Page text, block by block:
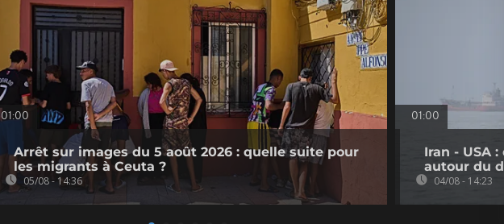
01:00
Arrêt sur images du 5 août 2026 : quelle suite pour
les migrants à Ceuta ?
05/08 - 14:36
01:00
Iran - USA
autour du
04/08 - 14:23